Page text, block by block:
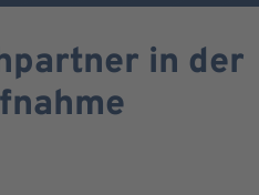
in der